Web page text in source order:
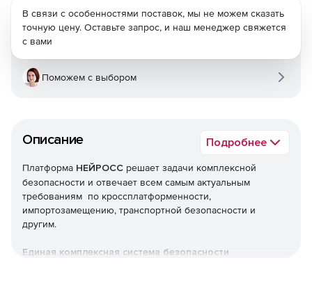
Описание Подробнее
Платформа НЕЙРОСС решает задачи комплексной
безопасности и отвечает всем самым актуальным
требованиям по кроссплатформенности,
импортозамещению, транспортной безопасности и
другим.
Единая комплексная система безопасности
В связи с особенностями поставок, мы не можем сказать
точную цену. Оставьте запрос, и наш менеджер свяжется
с вами
Поможем с выбором